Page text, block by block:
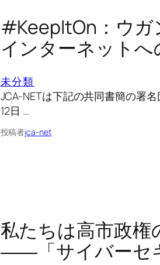
#KeepItOn：ウガ
インターネット
未分類
JCA-NETは下記の共同書簡の署
12日 …
投稿者jca-net
私たちは高市政権
――「サイバーセ